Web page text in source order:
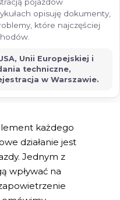
każdego
działanie jest
Jednym z
wpływać na
opisuję dokumenty,
które najczęściej
Unii Europejskiej i
techniczne,
w Warszawie.